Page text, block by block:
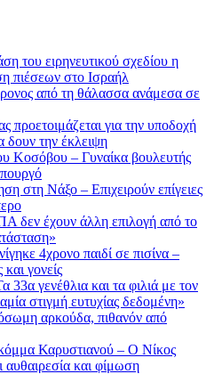
του ειρηνευτικού σχεδίου η
πιέσεων στο Ισραήλ
από τη θάλασσα ανάμεσα σε
προετοιμάζεται για την υποδοχή
δουν την έκλειψη
Κοσόβου – Γυναίκα βουλευτής
στη Νάξο – Επιχειρούν επίγειες
δεν έχουν άλλη επιλογή από το
4χρονο παιδί σε πισίνα –
γονείς
γενέθλια και τα φιλιά με τον
στιγμή ευτυχίας δεδομένη»
αρκούδα, πιθανόν από
Καρυστιανού – Ο Νίκος
αυθαιρεσία και φίμωση